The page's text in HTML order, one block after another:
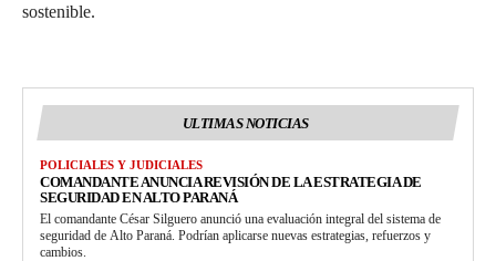
sostenible.
ULTIMAS NOTICIAS
POLICIALES Y JUDICIALES
COMANDANTE ANUNCIA REVISIÓN DE LA ESTRATEGIA DE
SEGURIDAD EN ALTO PARANÁ
El comandante César Silguero anunció una evaluación integral del sistema de
seguridad de Alto Paraná. Podrían aplicarse nuevas estrategias, refuerzos y
cambios.